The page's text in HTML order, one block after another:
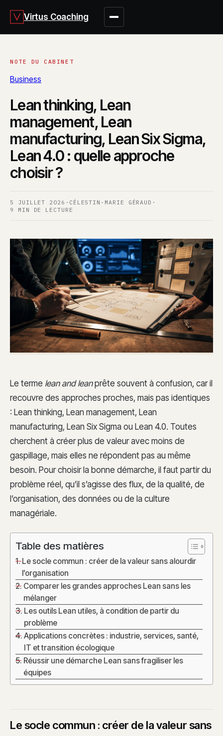
Virtus Coaching
Business
Lean thinking, Lean
management, Lean
manufacturing, Lean Six Sigma,
Lean 4.0 : quelle approche
choisir ?
5 JUILLET 2026 · CÉLESTIN-MARIE GÉRAUD ·
9 MIN DE LECTURE
Le terme lean and leanprête souvent à confusion, car il
recouvre des approches proches, mais pas identiques
: Lean thinking, Lean management, Lean
manufacturing, Lean Six Sigma ou Lean 4.0. Toutes
cherchent à créer plus de valeur avec moins de
gaspillage, mais elles ne répondent pas au même
besoin. Pour choisir la bonne démarche, il faut partir du
problème réel, qu’il s’agisse des flux, de la qualité, de
l’organisation, des données ou de la culture
managériale.
Table des matières
Le socle commun : créer de la valeur sans alourdir
l’organisation
Comparer les grandes approches Lean sans les
mélanger
Les outils Lean utiles, à condition de partir du
problème
Applications concrètes : industrie, services, santé,
IT et transition écologique
Réussir une démarche Lean sans fragiliser les
équipes
Le socle commun : créer de la valeur sans